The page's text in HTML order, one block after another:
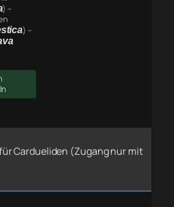
) –
) –
Cardueliden (Zugang nur mit